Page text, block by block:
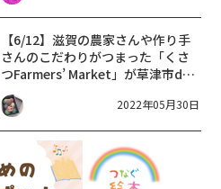
【6/12】滋賀の農家さんや作り手
さんのこだわりがつまった「くさ
つFarmers’ Market」が草津市de
愛ひろばにて開催！体に優しいお
買い物しましょう♪
2022年05月30日